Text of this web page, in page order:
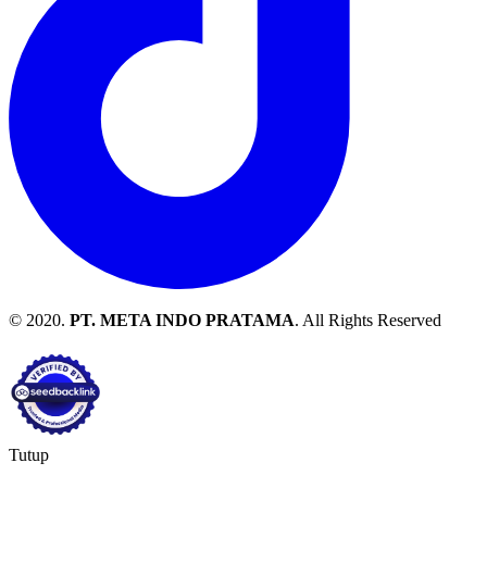
© 2020. PT. META INDO PRATAMA. All Rights Reserved
Tutup